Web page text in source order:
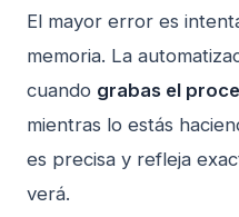
El mayor error es
memoria. La
cuando grabas el
mientras lo estás
es precisa y refleja
verá.